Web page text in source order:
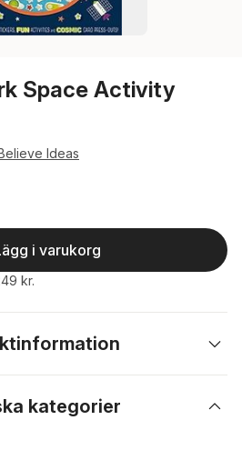
Space Activity
Ideas
i varukorg
kr.
kategorier